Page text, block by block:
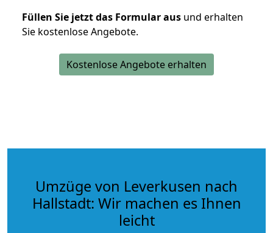
Füllen Sie jetzt das Formular aus und erhalten
Sie kostenlose Angebote.
Kostenlose Angebote erhalten
Umzüge von Leverkusen nach
Hallstadt: Wir machen es Ihnen
leicht